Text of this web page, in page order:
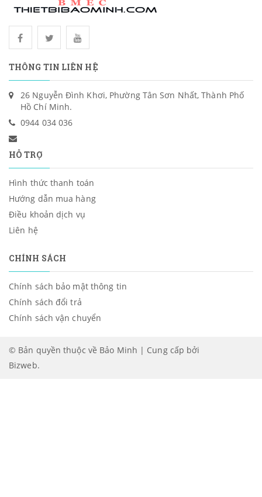
THÔNG TIN LIÊN HỆ
26 Nguyễn Đình Khơi, Phường Tân Sơn Nhất, Thành Phố
Hồ Chí Minh.
0944 034 036
HỖ TRỢ
Hình thức thanh toán
Hướng dẫn mua hàng
Điều khoản dịch vụ
Liên hệ
CHÍNH SÁCH
Chính sách bảo mật thông tin
Chính sách đổi trả
Chính sách vận chuyển
© Bản quyền thuộc về Bảo Minh | Cung cấp bởi
Bizweb.